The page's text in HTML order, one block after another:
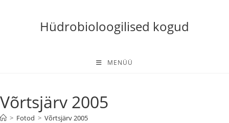
Hüdrobioloogilised kogud
MENÜÜ
Võrtsjärv 2005
> Fotod > Võrtsjärv 2005